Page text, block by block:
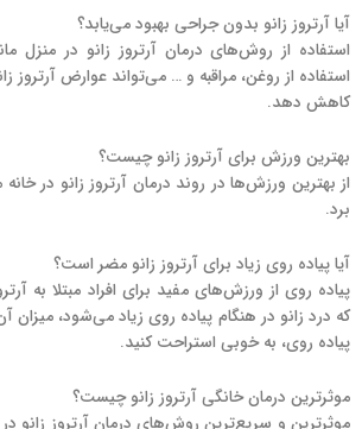
آیا آرتروز زانو بدون جراحی بهبود می‌یابد؟
استفاده از روش‌های درمان آرتروز زانو در منزل
استفاده از روغن، مراقبه و … می‌تواند عوارض آرتروز
کاهش دهد.
بهترین ورزش برای آرتروز زانو چیست؟
از بهترین ورزش‌ها در روند درمان آرتروز زانو در
برد.
آیا پیاده روی زیاد برای آرتروز زانو مضر است؟
پیاده روی از ورزش‌های مفید برای افراد مبتلا به
که درد زانو در هنگام پیاده‌ روی زیاد می‌شود، میزان
پیاده روی، به خوبی استراحت کنید.
موثرترین درمان خانگی آرتروز زانو چیست؟
موثرترین و سریع‌ترین روش‌های درمان آرتروز زانو